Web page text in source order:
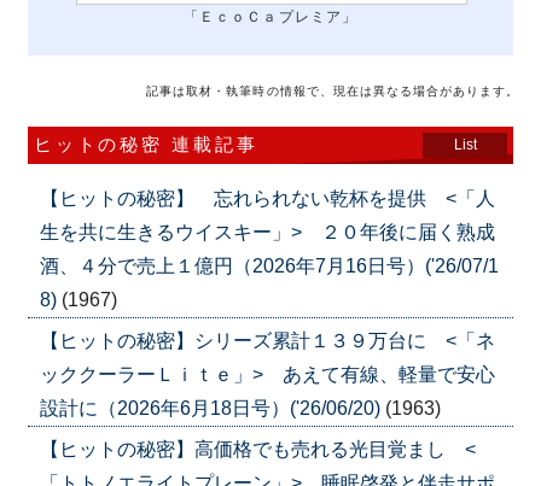
「ＥｃｏＣａプレミア」
記事は取材・執筆時の情報で、現在は異なる場合があります。
ヒットの秘密 連載記事 List
【ヒットの秘密】 忘れられない乾杯を提供 <「人
生を共に生きるウイスキー」> ２０年後に届く熟成
酒、４分で売上１億円（2026年7月16日号）('26/07/1
8) (1967)
【ヒットの秘密】シリーズ累計１３９万台に <「ネ
ッククーラーＬｉｔｅ」> あえて有線、軽量で安心
設計に（2026年6月18日号）('26/06/20) (1963)
【ヒットの秘密】高価格でも売れる光目覚まし <